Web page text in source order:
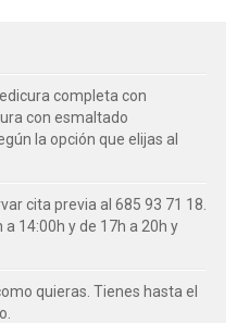
completa con
con esmaltado
la opción que elijas al
cita previa al 685 93 71 18.
14:00h y de 17h a 20h y
quieras. Tienes hasta el